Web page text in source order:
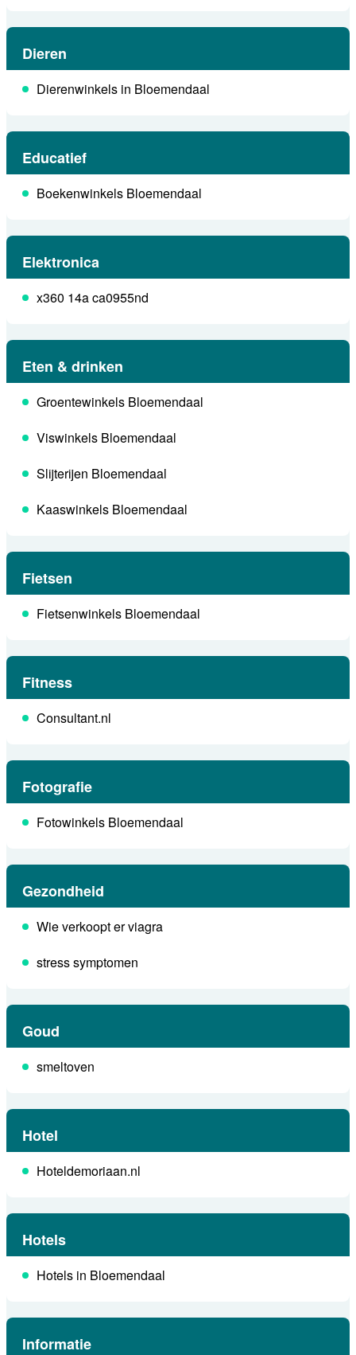
Dieren
Dierenwinkels in Bloemendaal
Educatief
Boekenwinkels Bloemendaal
Elektronica
x360 14a ca0955nd
Eten & drinken
Groentewinkels Bloemendaal
Viswinkels Bloemendaal
Slijterijen Bloemendaal
Kaaswinkels Bloemendaal
Fietsen
Fietsenwinkels Bloemendaal
Fitness
Consultant.nl
Fotografie
Fotowinkels Bloemendaal
Gezondheid
Wie verkoopt er viagra
stress symptomen
Goud
smeltoven
Hotel
Hoteldemoriaan.nl
Hotels
Hotels in Bloemendaal
Informatie